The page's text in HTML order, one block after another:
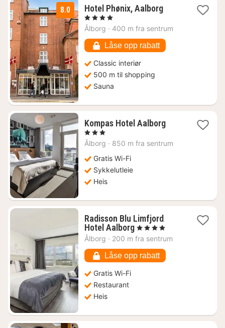
8.0 Hotel Phønix, Aalborg1
fra
kr.
, 4 Stjerner
Ålborg · 400 m fra sentrum
Låse opp rabatt
Classic interiør
500 m til shopping
Sauna
Kompas Hotel Aalborg1
fra
, 3 Stjerner
Ålborg · 850 m fra sentrum
Gratis Wi-Fi
Sykkelutleie
Heis
Radisson Blu Limfjord
Hotel Aalborg1
natt
1028
kr.
, 4 Stjerner
Ålborg · 200 m fra sentrum
Låse opp rabatt
Gratis Wi-Fi
Restaurant
Heis